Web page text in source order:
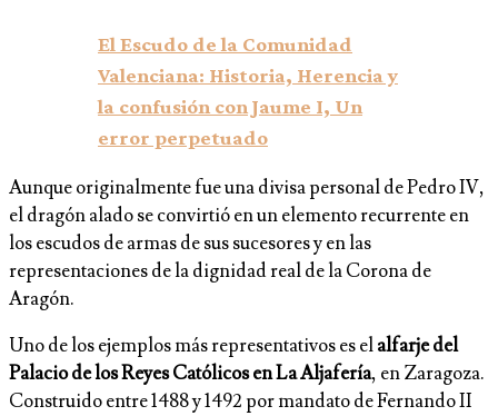
El Escudo de la Comunidad
Valenciana: Historia, Herencia y
la confusión con Jaume I, Un
error perpetuado
Aunque originalmente fue una divisa personal de Pedro IV,
el dragón alado se convirtió en un elemento recurrente en
los escudos de armas de sus sucesores y en las
representaciones de la dignidad real de la Corona de
Aragón.
Uno de los ejemplos más representativos es elalfarje del
Palacio de los Reyes Católicos en La Aljafería, en Zaragoza.
Construido entre 1488 y 1492 por mandato de Fernando II